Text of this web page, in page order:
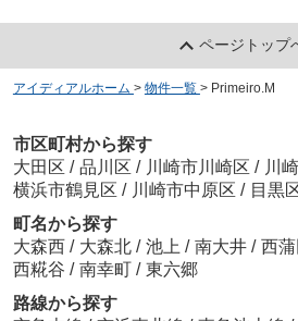
ツルハドラッグ 梅屋敷店
約1121m／15分
■アイディアルホーム大森本店■
ページトップ
アイディアルホーム > 物件一覧 > Primeiro.M
市区町村から探す
大田区 / 品川区 / 川崎市川崎区 / 川
横浜市鶴見区 / 川崎市中原区 / 目黒
町名から探す
大森西 / 大森北 / 池上 / 南大井 / 西蒲
西糀谷 / 南幸町 / 東六郷
路線から探す